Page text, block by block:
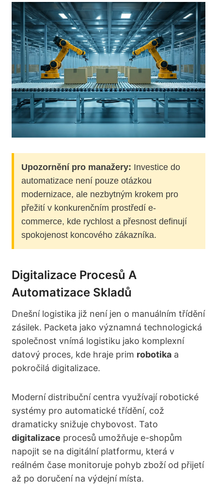
Upozornění pro manažery: Investice do
automatizace není pouze otázkou
modernizace, ale nezbytným krokem pro
přežití v konkurenčním prostředí e-
commerce, kde rychlost a přesnost definují
spokojenost koncového zákazníka.
Digitalizace Procesů A
Automatizace Skladů
Dnešní logistika již není jen o manuálním třídění
zásilek. Packeta jako významná technologická
společnost vnímá logistiku jako komplexní
datový proces, kde hraje prim robotika a
pokročilá digitalizace.
Moderní distribuční centra využívají robotické
systémy pro automatické třídění, což
dramaticky snižuje chybovost. Tato
digitalizace procesů umožňuje e-shopům
napojit se na digitální platformu, která v
reálném čase monitoruje pohyb zboží od přijetí
až po doručení na výdejní místa.